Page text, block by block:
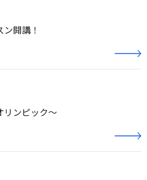
ン開講！
リンピック～